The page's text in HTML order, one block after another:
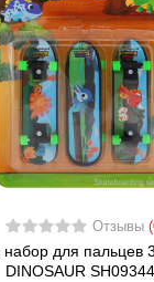
Отзывы
для пальцев
DINOSAUR